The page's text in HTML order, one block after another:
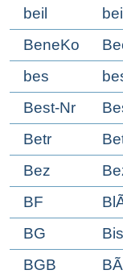
beil
BeneKo
bes
Best-Nr
Betr
Bez
BF
BG
BGB